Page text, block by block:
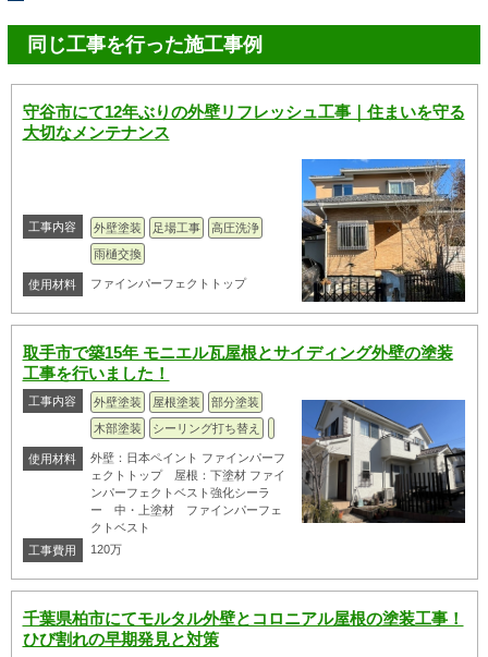
同じ工事を行った施工事例
守谷市にて12年ぶりの外壁リフレッシュ工事｜住まいを守る
大切なメンテナンス
工事内容 外壁塗装 足場工事
高圧洗浄
雨樋交換
使用材料 ファインパーフェクトトップ
取手市で築15年 モニエル瓦屋根とサイディング外壁の塗装
工事を行いました！
工事内容 外壁塗装 屋根塗装
部分塗装
木部塗装
シーリング打ち替え
使用材料
外壁：日本ペイント ファインパーフ
ェクトトップ 屋根：下塗材 ファイ
ンパーフェクトベスト強化シーラ
ー 中・上塗材 ファインパーフェ
クトベスト
工事費用
120万
千葉県柏市にてモルタル外壁とコロニアル屋根の塗装工事！
ひび割れの早期発見と対策